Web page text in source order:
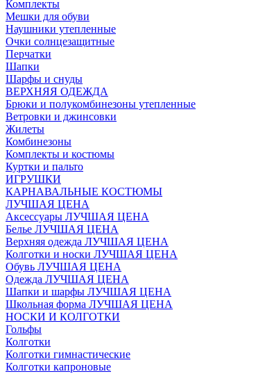
Комплекты
Мешки для обуви
Наушники утепленные
Очки солнцезащитные
Перчатки
Шапки
Шарфы и снуды
ВЕРХНЯЯ ОДЕЖДА
Брюки и полукомбинезоны утепленные
Ветровки и джинсовки
Жилеты
Комбинезоны
Комплекты и костюмы
Куртки и пальто
ИГРУШКИ
КАРНАВАЛЬНЫЕ КОСТЮМЫ
ЛУЧШАЯ ЦЕНА
Аксессуары ЛУЧШАЯ ЦЕНА
Белье ЛУЧШАЯ ЦЕНА
Верхняя одежда ЛУЧШАЯ ЦЕНА
Колготки и носки ЛУЧШАЯ ЦЕНА
Обувь ЛУЧШАЯ ЦЕНА
Одежда ЛУЧШАЯ ЦЕНА
Шапки и шарфы ЛУЧШАЯ ЦЕНА
Школьная форма ЛУЧШАЯ ЦЕНА
НОСКИ И КОЛГОТКИ
Гольфы
Колготки
Колготки гимнастические
Колготки капроновые